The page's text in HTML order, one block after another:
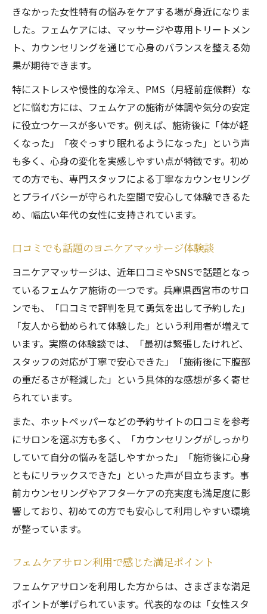
PMSや不調緩和に役立つフェムケアの工夫
身体と心を癒すフェムケアの具体的な作用
リラックスしたい方へ西宮市のフェムケア案内
ー
口コミで好評なフェムケアサロンの探し方
ホットペッパーで話題のヨニケア体験情報
大阪や神戸と比較したフェムケアサロン事
情
リラックス重視のフェムケアサロン選び方
フェムケアマッサージで叶える不調改善法
ヨニケアマッサージの口コミを徹底調査
女性の悩みに寄り添うフェムケア施術内容
名古屋や大阪でも注目のフェムケア技術
ホットペッパー掲載フェムケアの魅力解説
安心できるフェムケア選びのコツまとめ
信頼できるフェムケアサロンの見極め方
口コミや評判を活かしたサロン選び術
女性スタッフ在籍で安心のフェムケア体験
完全予約制サロンのメリットと注意点
大阪や神戸のサロンとの違いを比較
毎日を快適にするフェムケア活用術
フェムケアを日常に取り入れる簡単な方法
口コミから学ぶフェムケア継続のコツ
ヨニケアマッサージで感じる生活の変化
毎日が快適になるフェムケアの習慣化
きなかった女性特有の悩みをケアする場が身近になりま
した。フェムケアには、マッサージや専用トリートメン
ト、カウンセリングを通じて心身のバランスを整える効
果が期待できます。
特にストレスや慢性的な冷え、PMS（月経前症候群）な
どに悩む方には、フェムケアの施術が体調や気分の安定
に役立つケースが多いです。例えば、施術後に「体が軽
くなった」「夜ぐっすり眠れるようになった」という声
も多く、心身の変化を実感しやすい点が特徴です。初め
ての方でも、専門スタッフによる丁寧なカウンセリング
とプライバシーが守られた空間で安心して体験できるた
め、幅広い年代の女性に支持されています。
口コミでも話題のヨニケアマッサージ体験談
ヨニケアマッサージは、近年口コミやSNSで話題となっ
ているフェムケア施術の一つです。兵庫県西宮市のサロ
ンでも、「口コミで評判を見て勇気を出して予約した」
「友人から勧められて体験した」という利用者が増えて
います。実際の体験談では、「最初は緊張したけれど、
スタッフの対応が丁寧で安心できた」「施術後に下腹部
の重だるさが軽減した」という具体的な感想が多く寄せ
られています。
また、ホットペッパーなどの予約サイトの口コミを参考
にサロンを選ぶ方も多く、「カウンセリングがしっかり
していて自分の悩みを話しやすかった」「施術後に心身
ともにリラックスできた」といった声が目立ちます。事
前カウンセリングやアフターケアの充実度も満足度に影
響しており、初めての方でも安心して利用しやすい環境
が整っています。
フェムケアサロン利用で感じた満足ポイント
フェムケアサロンを利用した方からは、さまざまな満足
ポイントが挙げられています。代表的なのは「女性スタ